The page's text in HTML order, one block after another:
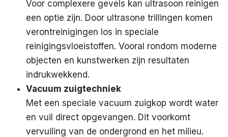
Voor complexere gevels kan ultrasoon reinigen
een optie zijn. Door ultrasone trillingen komen
verontreinigingen los in speciale
reinigingsvloeistoffen. Vooral rondom moderne
objecten en kunstwerken zijn resultaten
indrukwekkend.
Vacuum zuigtechniek
Met een speciale vacuum zuigkop wordt water
en vuil direct opgevangen. Dit voorkomt
vervuiling van de ondergrond en het milieu.